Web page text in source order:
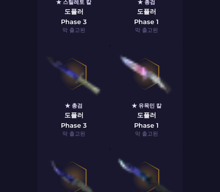
★ 스틸레토 칼
도플러
Phase 3
막 출고된
★ 총검
도플러
Phase 1
막 출고된
★ 총검
도플러
Phase 3
막 출고된
★ 유목민 칼
도플러
Phase 1
막 출고된